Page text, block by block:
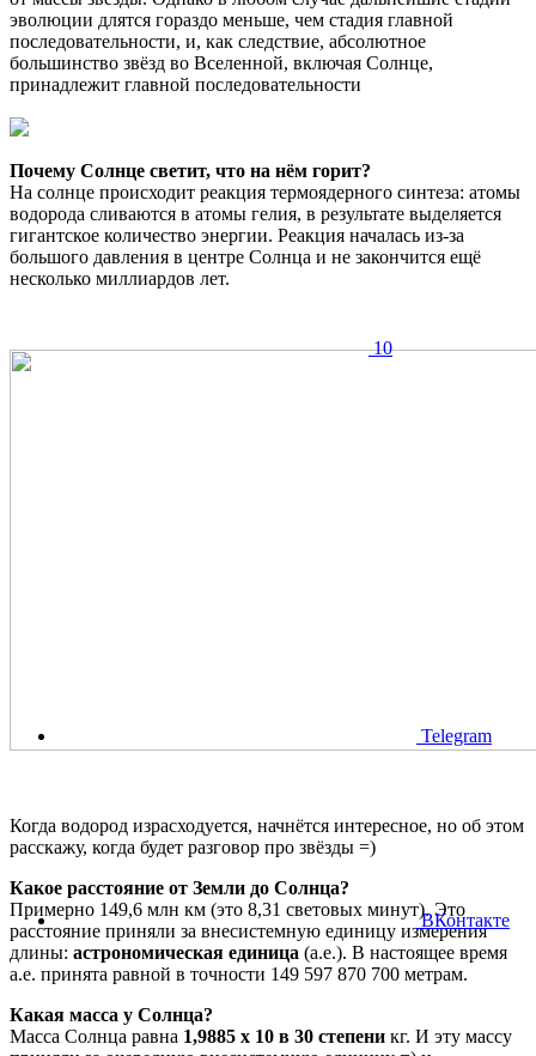
эволюции длятся гораздо меньше, чем стадия главной
последовательности, и, как следствие, абсолютное
большинство звёзд во Вселенной, включая Солнце,
принадлежит главной последовательности
Почему Солнце светит, что на нём горит?
На солнце происходит реакция термоядерного синтеза: атомы
водорода сливаются в атомы гелия, в результате выделяется
гигантское количество энергии. Реакция началась из-за
большого давления в центре Солнца и не закончится ещё
несколько миллиардов лет.
Когда водород израсходуется, начнётся интересное, но об этом
расскажу, когда будет разговор про звёзды =)
Какое расстояние от Земли до Солнца?
Примерно 149,6 млн км (это 8,31 световых минут). Это
расстояние приняли за внесистемную единицу измерения
длины: астрономическая единица (а.е.). В настоящее время
а.е. принята равной в точности 149 597 870 700 метрам.
Какая масса у Солнца?
Масса Солнца равна 1,9885 x 10 в 30 степени кг. И эту массу
10
Telegram
ВКонтакте